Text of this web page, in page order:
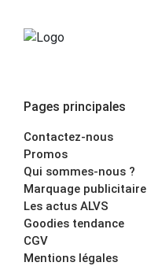
Pages principales
Contactez-nous
Promos
Qui sommes-nous ?
Marquage publicitaire
Les actus ALVS
Goodies tendance
CGV
Mentions légales